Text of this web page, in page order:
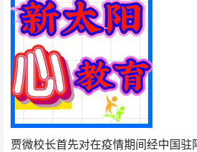
贾微校长首先对在疫情期间经中国